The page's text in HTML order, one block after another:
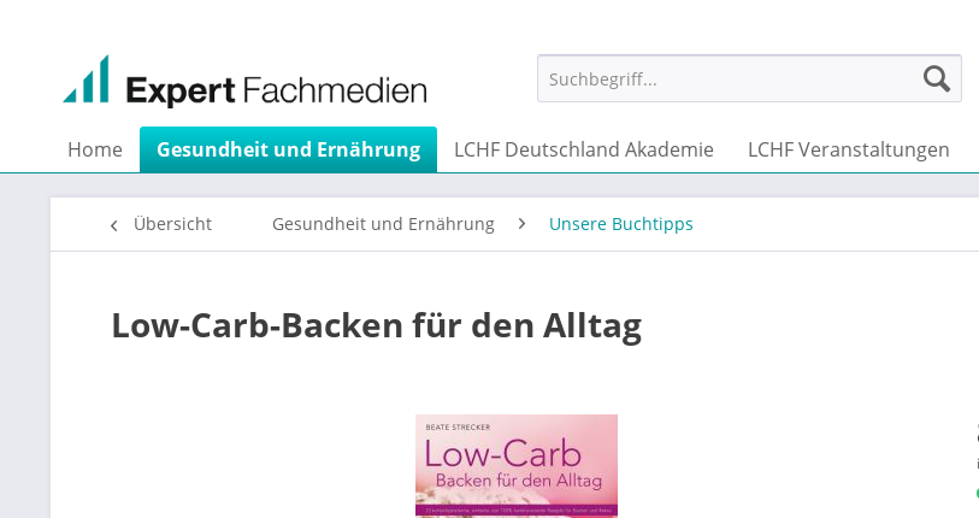
Home Gesundheit und Ernährung LCHF Deutschland Akademie LCHF Veranstaltungen
Übersicht Gesundheit und Ernährung Unsere Buchtipps
Low-Carb-Backen für den Alltag